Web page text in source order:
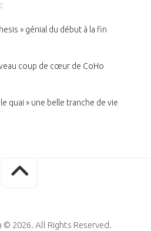
» génial du début à la fin
coup de cœur de CoHo
quai » une belle tranche de vie
© 2026. All Rights Reserved.